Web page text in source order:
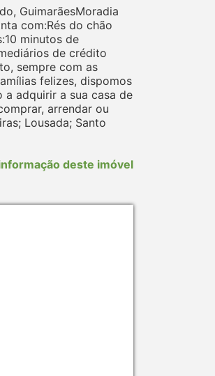
GuimarãesMoradia
com:Rés do chão
minutos de
de crédito
sempre com as
felizes, dispomos
adquirir a sua casa de
arrendar ou
Lousada; Santo
deste imóvel